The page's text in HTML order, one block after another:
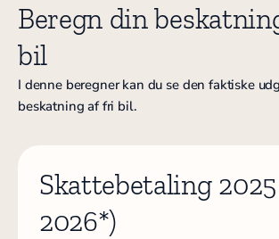
Beregn din
bil
I denne beregner kan du se den faktiske
beskatning af fri bil.
Skattebetaling
2026*)